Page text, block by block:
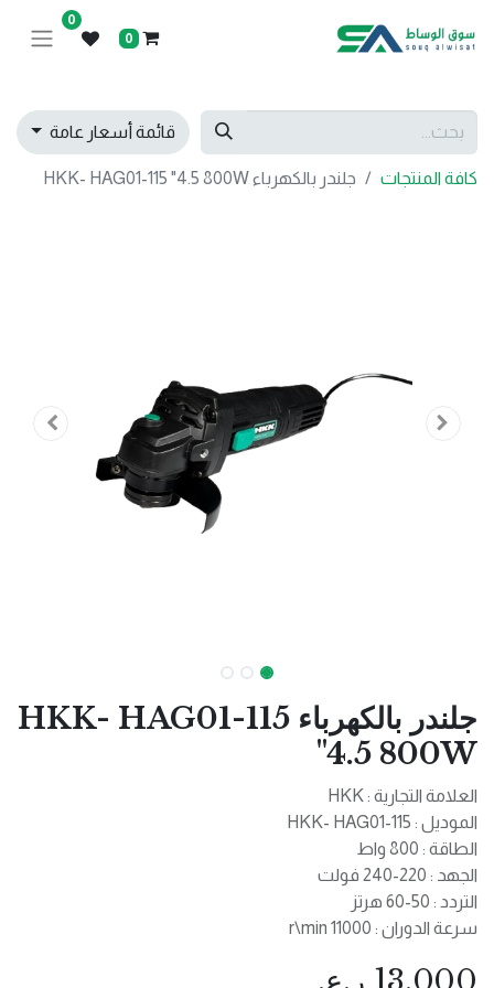
0
0
قائمة أسعار عامة
كافة المنتجات جلندر بالكهرباء HKK- HAG01-115 "4.5 800W
جلندر بالكهرباء HKK- HAG01-115
"4.5 800W
العلامة التجارية : HKK
الموديل : HKK- HAG01-115
الطاقة : 800 واط
الجهد : 220-240 فولت
التردد : 50-60 هرتز
سرعة الدوران : 11000 r\min